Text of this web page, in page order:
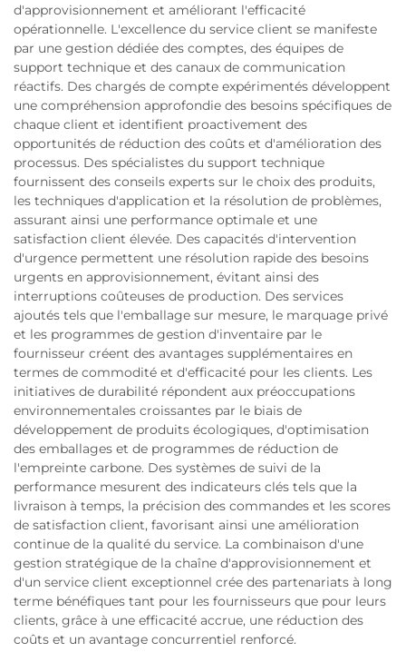
d'approvisionnement et améliorant l'efficacité
opérationnelle. L'excellence du service client se manifeste
par une gestion dédiée des comptes, des équipes de
support technique et des canaux de communication
réactifs. Des chargés de compte expérimentés développent
une compréhension approfondie des besoins spécifiques de
chaque client et identifient proactivement des
opportunités de réduction des coûts et d'amélioration des
processus. Des spécialistes du support technique
fournissent des conseils experts sur le choix des produits,
les techniques d'application et la résolution de problèmes,
assurant ainsi une performance optimale et une
satisfaction client élevée. Des capacités d'intervention
d'urgence permettent une résolution rapide des besoins
urgents en approvisionnement, évitant ainsi des
interruptions coûteuses de production. Des services
ajoutés tels que l'emballage sur mesure, le marquage privé
et les programmes de gestion d'inventaire par le
fournisseur créent des avantages supplémentaires en
termes de commodité et d'efficacité pour les clients. Les
initiatives de durabilité répondent aux préoccupations
environnementales croissantes par le biais de
développement de produits écologiques, d'optimisation
des emballages et de programmes de réduction de
l'empreinte carbone. Des systèmes de suivi de la
performance mesurent des indicateurs clés tels que la
livraison à temps, la précision des commandes et les scores
de satisfaction client, favorisant ainsi une amélioration
continue de la qualité du service. La combinaison d'une
gestion stratégique de la chaîne d'approvisionnement et
d'un service client exceptionnel crée des partenariats à long
terme bénéfiques tant pour les fournisseurs que pour leurs
clients, grâce à une efficacité accrue, une réduction des
coûts et un avantage concurrentiel renforcé.